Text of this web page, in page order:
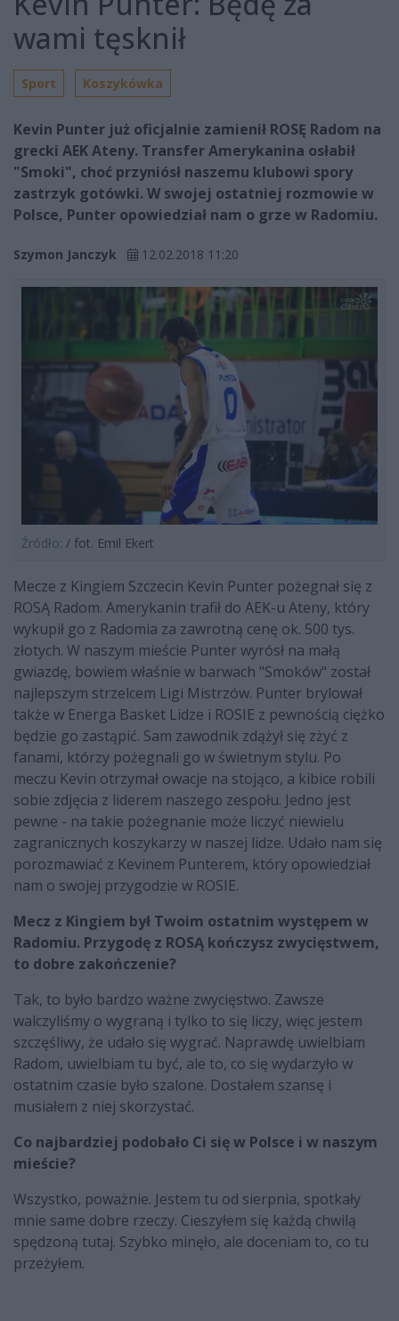
wami tęsknił
Sport Koszykówka
Kevin Punter już oficjalnie zamienił ROSĘ Radom na
grecki AEK Ateny. Transfer Amerykanina osłabił
"Smoki", choć przyniósł naszemu klubowi spory
zastrzyk gotówki. W swojej ostatniej rozmowie w
Polsce, Punter opowiedział nam o grze w Radomiu.
Szymon Janczyk 12.02.2018 11:20
Źródło: / fot. Emil Ekert
Mecze z Kingiem Szczecin Kevin Punter pożegnał się z
ROSĄ Radom. Amerykanin trafił do AEK-u Ateny, który
wykupił go z Radomia za zawrotną cenę ok. 500 tys.
złotych. W naszym mieście Punter wyrósł na małą
gwiazdę, bowiem właśnie w barwach "Smoków" został
najlepszym strzelcem Ligi Mistrzów. Punter brylował
także w Energa Basket Lidze i ROSIE z pewnością ciężko
będzie go zastąpić. Sam zawodnik zdążył się zżyć z
fanami, którzy pożegnali go w świetnym stylu. Po
meczu Kevin otrzymał owacje na stojąco, a kibice robili
sobie zdjęcia z liderem naszego zespołu. Jedno jest
pewne - na takie pożegnanie może liczyć niewielu
zagranicznych koszykarzy w naszej lidze. Udało nam się
porozmawiać z Kevinem Punterem, który opowiedział
nam o swojej przygodzie w ROSIE.
Mecz z Kingiem był Twoim ostatnim występem w
Radomiu. Przygodę z ROSĄ kończysz zwycięstwem,
to dobre zakończenie?
Tak, to było bardzo ważne zwycięstwo. Zawsze
walczyliśmy o wygraną i tylko to się liczy, więc jestem
szczęśliwy, że udało się wygrać. Naprawdę uwielbiam
Radom, uwielbiam tu być, ale to, co się wydarzyło w
ostatnim czasie było szalone. Dostałem szansę i
musiałem z niej skorzystać.
Co najbardziej podobało Ci się w Polsce i w naszym
mieście?
Wszystko, poważnie. Jestem tu od sierpnia, spotkały
mnie same dobre rzeczy. Cieszyłem się każdą chwilą
spędzoną tutaj. Szybko minęło, ale doceniam to, co tu
przeżyłem.